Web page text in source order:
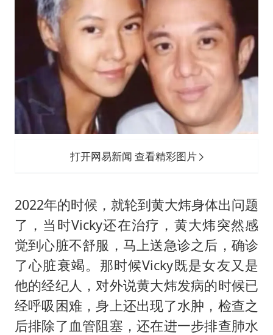
打开网易新闻 查看精彩图片
2022年的时候，就轮到黄大炜身体出问题
了，当时Vicky还在治疗，黄大炜突然感
觉到心脏不舒服，马上送急诊之后，确诊
了心脏衰竭。那时候Vicky既是女友又是
他的经纪人，对外说黄大炜发病的时候已
经呼吸困难，身上还出现了水肿，检查之
后排除了血管阻塞，还在进一步排查肺水